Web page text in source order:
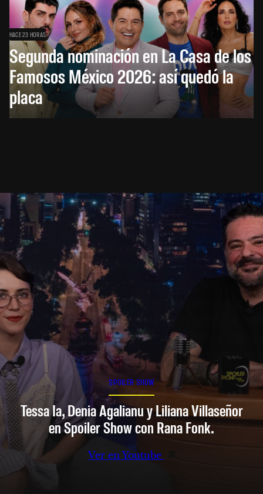
HACE 23 HORAS
Segunda nominación en La Casa de los
Famosos México 2026: así quedó la
placa
SPOILER SHOW
Tessa Ia, Denia Agalianu y Liliana Villaseñor
en Spoiler Show con Rana Fonk.
Ver en Youtube